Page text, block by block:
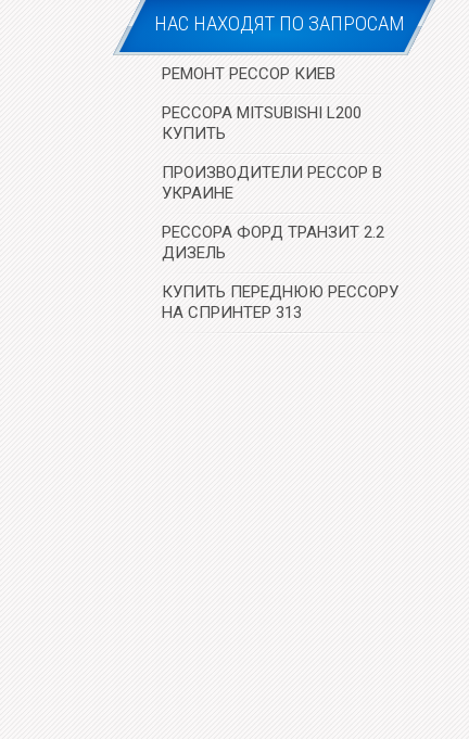
НАС НАХОДЯТ ПО ЗАПРОСАМ
РЕМОНТ РЕССОР КИЕВ
РЕССОРА MITSUBISHI L200
КУПИТЬ
ПРОИЗВОДИТЕЛИ РЕССОР В
УКРАИНЕ
РЕССОРА ФОРД ТРАНЗИТ 2.2
ДИЗЕЛЬ
КУПИТЬ ПЕРЕДНЮЮ РЕССОРУ
НА СПРИНТЕР 313